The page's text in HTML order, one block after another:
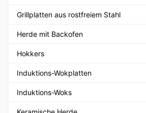
Grillplatten aus rostfreiem Stahl
Herde mit Backofen
Hokkers
Induktions-Wokplatten
Induktions-Woks